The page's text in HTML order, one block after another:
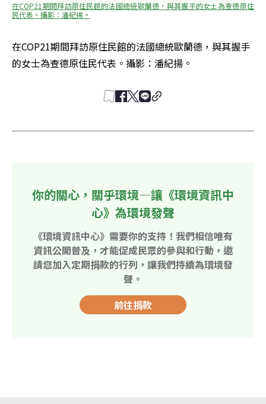
在COP21期間拜訪原住民館的法國總統歐蘭德，與其握手的女士為查德原住
民代表。攝影：潘紀揚。
在COP21期間拜訪原住民館的法國總統歐蘭德，與其握手
的女士為查德原住民代表。攝影：潘紀揚。
你的關心，關乎環境—讓《環境資訊中
心》為環境發聲
《環境資訊中心》需要你的支持！我們相信唯有
資訊公開普及，才能促成民眾的參與和行動，邀
請您加入定期捐款的行列，讓我們持續為環境發
聲。
前往捐款